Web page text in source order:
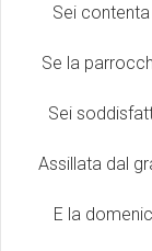
Sei
Se la
Sei
Assillata dal
E la